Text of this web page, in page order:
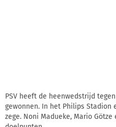
PSV heeft de heenwedstrijd
gewonnen. In het Philips Stadion
zege. Noni Madueke, Mario